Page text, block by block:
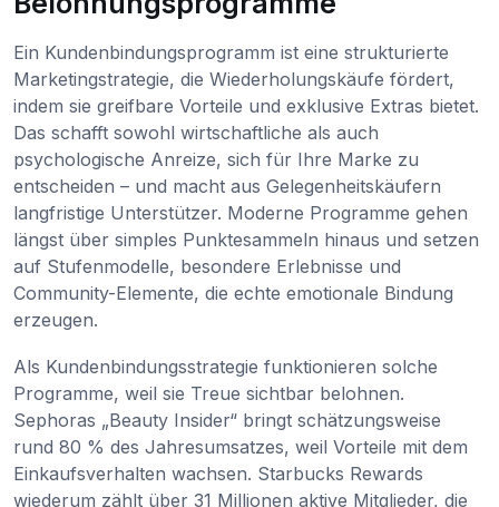
Ein Kundenbindungsprogramm ist eine strukturierte
Marketingstrategie, die Wiederholungskäufe fördert,
indem sie greifbare Vorteile und exklusive Extras bietet.
Das schafft sowohl wirtschaftliche als auch
psychologische Anreize, sich für Ihre Marke zu
entscheiden – und macht aus Gelegenheitskäufern
langfristige Unterstützer. Moderne Programme gehen
längst über simples Punktesammeln hinaus und setzen
auf Stufenmodelle, besondere Erlebnisse und
Community-Elemente, die echte emotionale Bindung
erzeugen.
Als Kundenbindungsstrategie funktionieren solche
Programme, weil sie Treue sichtbar belohnen.
Sephoras „Beauty Insider“ bringt schätzungsweise
rund 80 % des Jahresumsatzes, weil Vorteile mit dem
Einkaufsverhalten wachsen. Starbucks Rewards
wiederum zählt über 31 Millionen aktive Mitglieder, die